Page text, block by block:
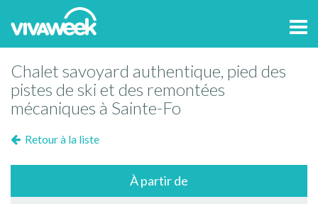
Chalet savoyard authentique, pied des
pistes de ski et des remontées
mécaniques à Sainte-Fo
Retour à la liste
À partir de